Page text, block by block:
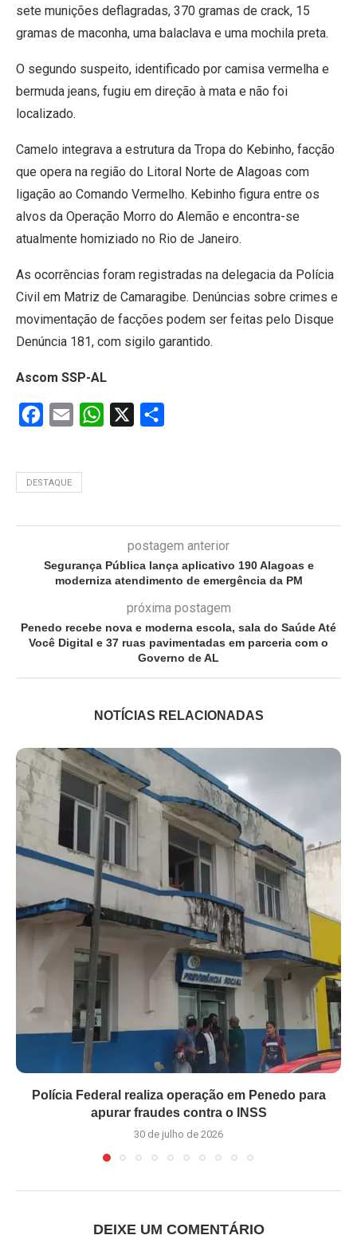
sete munições deflagradas, 370 gramas de crack, 15
gramas de maconha, uma balaclava e uma mochila preta.
O segundo suspeito, identificado por camisa vermelha e
bermuda jeans, fugiu em direção à mata e não foi
localizado.
Camelo integrava a estrutura da Tropa do Kebinho, facção
que opera na região do Litoral Norte de Alagoas com
ligação ao Comando Vermelho. Kebinho figura entre os
alvos da Operação Morro do Alemão e encontra-se
atualmente homiziado no Rio de Janeiro.
As ocorrências foram registradas na delegacia da Polícia
Civil em Matriz de Camaragibe. Denúncias sobre crimes e
movimentação de facções podem ser feitas pelo Disque
Denúncia 181, com sigilo garantido.
Ascom SSP-AL
Facebook
Email WhatsApp
DESTAQUE
postagem anterior
Segurança Pública lança aplicativo 190 Alagoas e
moderniza atendimento de emergência da PM
próxima postagem
Penedo recebe nova e moderna escola, sala do Saúde Até
Você Digital e 37 ruas pavimentadas em parceria com o
Governo de AL
NOTÍCIAS RELACIONADAS
Polícia Federal realiza operação em Penedo para
apurar fraudes contra o INSS
30 de julho de 2026
DEIXE UM COMENTÁRIO